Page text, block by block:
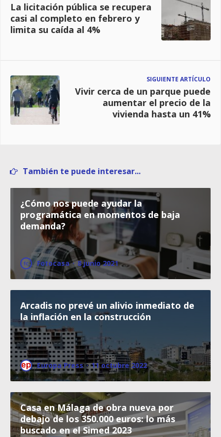
La licitación pública se recupera
casi al completo en febrero y
limita su caída al 4%
SIGUIENTE ARTÍCULO
Vivir cerca de un parque puede
aumentar el precio de la
vivienda hasta un 41%
También te puede interesar...
¿Cómo nos puede ayudar la
programática en momentos de baja
demanda?
Fotocasa · 8 junio 2021
Arcadis no prevé un alivio inmediato de
la inflación en la construcción
Europa Press · 11 octubre 2022
Casa en Málaga de obra nueva por
debajo de los 350.000 euros: lo más
buscado en el Simed 2023